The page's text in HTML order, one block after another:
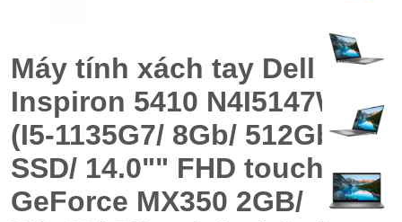
Máy tính xách tay Dell
Inspiron 5410 N4I5147W
(I5-1135G7/ 8Gb/ 512Gb
SSD/ 14.0"" FHD touch/
GeForce MX350 2GB/